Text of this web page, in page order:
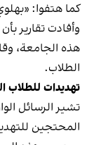
كما هتفوا:
وأفادت تقارير
هذه الجامعة،
الطلاب.
تهديدات للطلاب
تشير الرسائل
المحتجين